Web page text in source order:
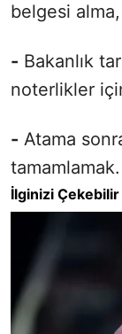
belgesi alma,
- Bakanlık
noterlikler
- Atama
tamamlamak.